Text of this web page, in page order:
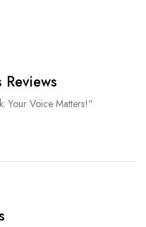
Reviews
Your Voice Matters!"